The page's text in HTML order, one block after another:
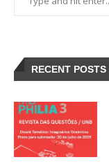
RECENT POSTS